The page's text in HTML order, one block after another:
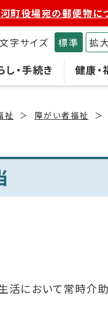
河町役場宛の郵便物に
し・手続き 健康・
文字サイズ 標準 拡大
祉 障がい者福祉
活において常時介